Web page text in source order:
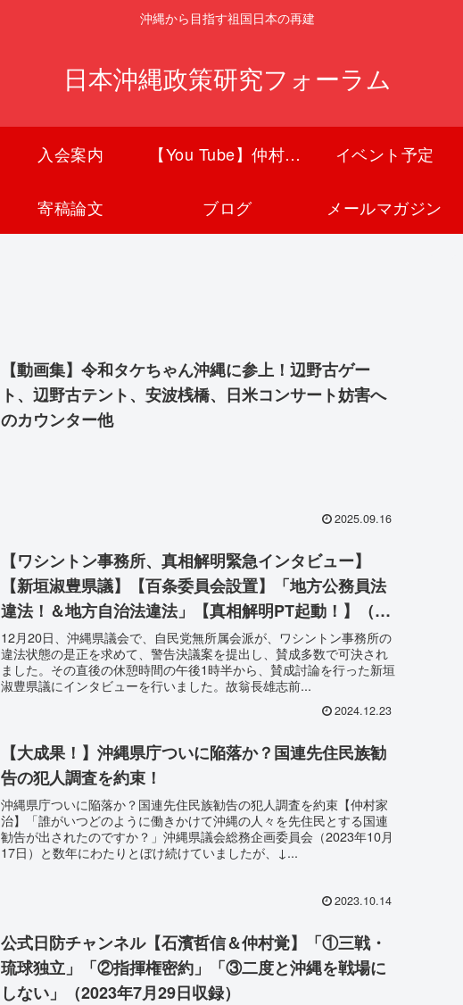
沖縄から目指す祖国日本の再建
日本沖縄政策研究フォーラム
入会案内 【You Tube】仲村覚チャンネル イベント予定
寄稿論文 ブログ メールマガジン
【動画集】令和タケちゃん沖縄に参上！辺野古ゲー
ト、辺野古テント、安波桟橋、日米コンサート妨害へ
のカウンター他
2025.09.16
【ワシントン事務所、真相解明緊急インタビュー】
【新垣淑豊県議】【百条委員会設置】「地方公務員法
違法！＆地方自治法違法」【真相解明PT起動！】（撮
影：令和6年12月20日）
12月20日、沖縄県議会で、自民党無所属会派が、ワシントン事務所の
違法状態の是正を求めて、警告決議案を提出し、賛成多数で可決され
ました。その直後の休憩時間の午後1時半から、賛成討論を行った新垣
淑豊県議にインタビューを行いました。故翁長雄志前...
2024.12.23
【大成果！】沖縄県庁ついに陥落か？国連先住民族勧
告の犯人調査を約束！
沖縄県庁ついに陥落か？国連先住民族勧告の犯人調査を約束【仲村家
治】「誰がいつどのように働きかけて沖縄の人々を先住民とする国連
勧告が出されたのですか？」沖縄県議会総務企画委員会（2023年10月
17日）と数年にわたりとぼけ続けていましたが、↓...
2023.10.14
公式日防チャンネル【石濱哲信＆仲村覚】「①三戦・
琉球独立」「②指揮権密約」「③二度と沖縄を戦場に
しない」（2023年7月29日収録）